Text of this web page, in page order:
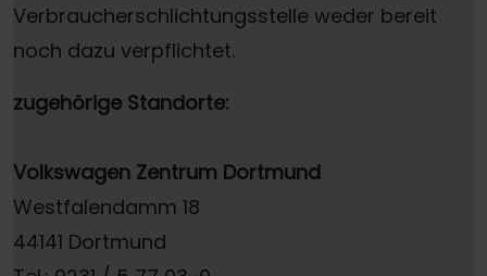
Verbraucherschlichtungsstelle weder bereit
noch dazu verpflichtet.
zugehörige Standorte:
Volkswagen Zentrum Dortmund
Westfalendamm 18
44141 Dortmund